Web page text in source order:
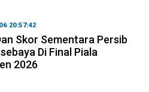
20:57:42
Skor Sementara Persib
Di Final Piala
2026